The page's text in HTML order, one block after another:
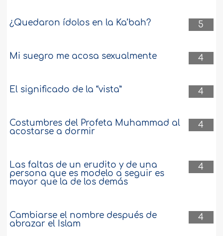
5
¿Quedaron ídolos en la Ka’bah?
4
Mi suegro me acosa sexualmente
4
El significado de la “vista”
4
Costumbres del Profeta Muhammad al
acostarse a dormir
4
Las faltas de un erudito y de una
persona que es modelo a seguir es
mayor que la de los demás
4
Cambiarse el nombre después de
abrazar el Islam